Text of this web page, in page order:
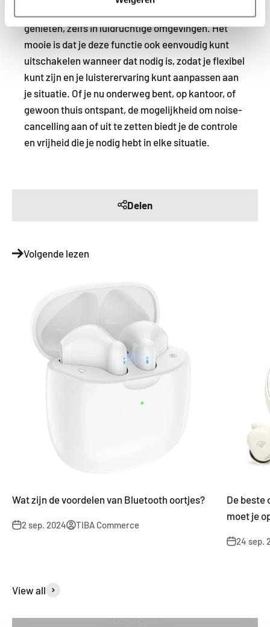
genieten, zelfs in luidruchtige omgevingen. Het
mooie is dat je deze functie ook eenvoudig kunt
uitschakelen wanneer dat nodig is, zodat je flexibel
kunt zijn en je luisterervaring kunt aanpassen aan
je situatie. Of je nu onderweg bent, op kantoor, of
gewoon thuis ontspant, de mogelijkheid om noise-
cancelling aan of uit te zetten biedt je de controle
en vrijheid die je nodig hebt in elke situatie.
Delen
Volgende lezen
Wat zijn de voordelen van Bluetooth oortjes?
2 sep. 2024 TIBA Commerce
De beste
moet je
24 sep.
View all
Oordopjes